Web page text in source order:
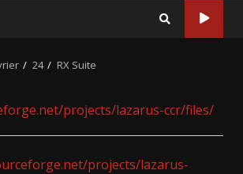
24 RX Suite
projects/lazarus-ccr/files/
projects/lazarus-